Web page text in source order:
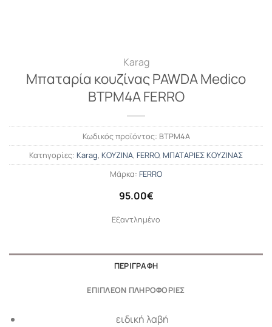
Karag
Μπαταρία κουζίνας PAWDA Medico
BTPM4A FERRO
Κωδικός προϊόντος: BTPM4A
Κατηγορίες: Karag, ΚΟΥΖΙΝΑ, FERRO, ΜΠΑΤΑΡΙΕΣ ΚΟΥΖΙΝΑΣ
Μάρκα: FERRO
95.00€
Εξαντλημένο
ΠΕΡΙΓΡΑΦΉ
ΕΠΙΠΛΈΟΝ ΠΛΗΡΟΦΟΡΊΕΣ
ειδική λαβή